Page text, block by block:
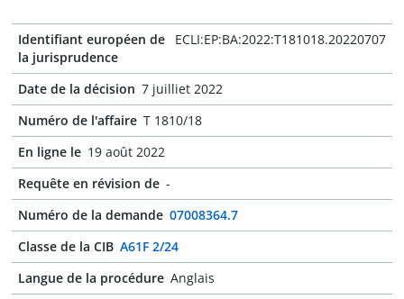
Identifiant européen de
la jurisprudence
ECLI:EP:BA:2022:T181018.20220707
Date de la décision 7 juilliet 2022
Numéro de l'affaire T 1810/18
En ligne le 19 août 2022
Requête en révision de -
Numéro de la demande 07008364.7
Classe de la CIB A61F 2/24
Langue de la procédure Anglais